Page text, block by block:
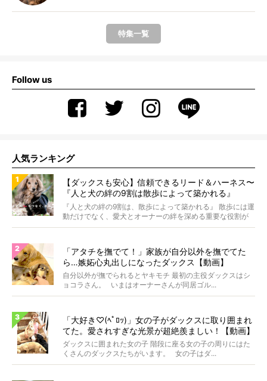
特集一覧
Follow us
人気ランキング
【ダックスも安心】信頼できるリード＆ハーネス〜
『人と犬の絆の9割は散歩によって築かれる』
WOLFGANG MAN＆BEAST〜
『人と犬の絆の9割は、散歩によって築かれる』 散歩には運
動だけでなく、愛犬とオーナーの絆を深める重要な役割が
あ...
「アタチを撫でて！」家族が自分以外を撫でてた
ら…嫉妬心丸出しになったダックス【動画】
自分以外が撫でられるとヤキモチ 最初の主役ダックスはシ
ョコラさん。 いまはオーナーさんが同居ゴル...
「大好き♡(ﾍﾟﾛｯ)」女の子がダックスに取り囲まれ
てた。愛されすぎな光景が超絶羨ましい！【動画】
ダックスに囲まれた女の子 階段に座る女の子の周りにはた
くさんのダックスたちがいます。 女の子はダ...